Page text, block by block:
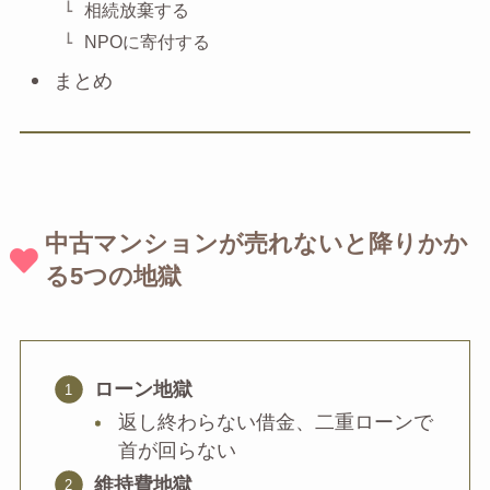
相続放棄する
NPOに寄付する
まとめ
中古マンションが売れないと降りかか
る5つの地獄
ローン地獄
返し終わらない借金、二重ローンで
首が回らない
維持費地獄